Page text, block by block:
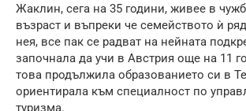
Жаклин, сега на 35 години, живее в
възраст и въпреки че семейството ѝ
нея, все пак се радват на нейната
започнала да учи в Австрия още на 11
това продължила образованието си в
ориентирала към специалност по
туризма.